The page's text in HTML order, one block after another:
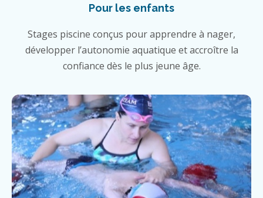
Pour les enfants
Stages piscine conçus pour apprendre à nager,
développer l’autonomie aquatique et accroître la
confiance dès le plus jeune âge.